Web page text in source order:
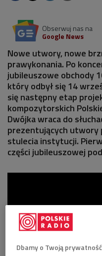
Obserwuj nas na
Google News
Nowe utwory, nowe
prawykonania. Po
jubileuszowe obchody
który odbył się 14
się następny etap
kompozytorskich
Dwójka wraca do
prezentujących utwory
stulecia instytucji.
części jubileuszowej
Dbamy o Twoją prywatność